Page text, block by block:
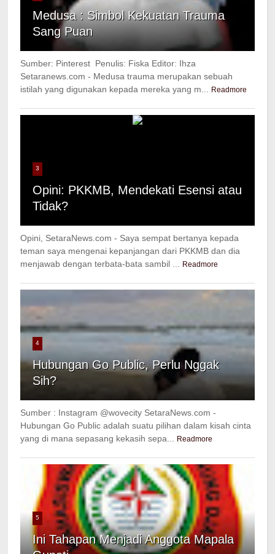
Medusa : Simbol Kekuatan Trauma
Sang Puan
Sumber: Pinterest Penulis: Fiska Editor: Ihza
Setaranews.com - Medusa trauma merupakan sebuah
istilah yang digunakan kepada mereka yang m...
Readmore
3
Opini: PKKMB, Mendekati Esensi atau
Tidak?
Opini, SetaraNews.com - Saya sempat bertanya kepada
teman saya mengenai kepanjangan dari PKKMB dan dia
menjawab dengan terbata-bata sambil ...
Readmore
4
Hubungan Go Public, Perlu Nggak
Sih?
Sumber : Instagram @wovecity SetaraNews.com -
Hubungan Go Public adalah suatu pilihan dalam kisah cinta
yang di mana sepasang kekasih sepa...
Readmore
5
Ini Tahapan Menjadi Anggota Mapala